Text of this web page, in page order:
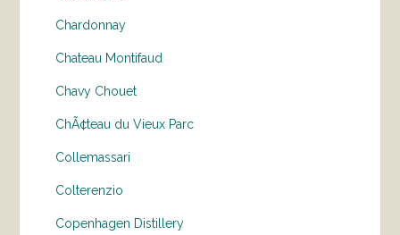
Chardonnay
Chateau Montifaud
Chavy Chouet
ChÃ¢teau du Vieux Parc
Collemassari
Colterenzio
Copenhagen Distillery